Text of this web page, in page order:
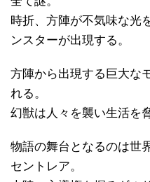
時折、方陣が不気味な光
ンスターが出現する。
方陣から出現する巨大な
れる。
幻獣は人々を襲い生活を
物語の舞台となるのは世
セントレア。